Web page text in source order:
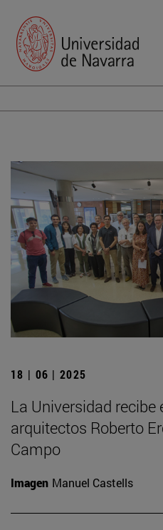
18 | 06 | 2025
La Universidad recibe
arquitectos Roberto
Campo
Imagen Manuel Castells